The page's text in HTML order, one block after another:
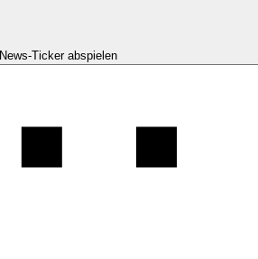
News-Ticker abspielen